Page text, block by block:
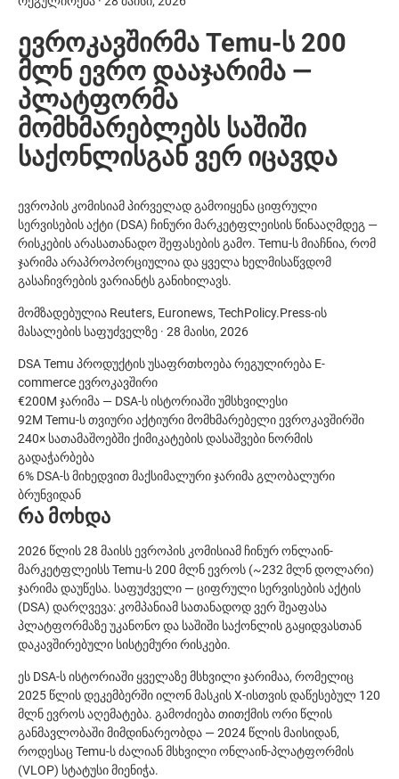
ევროკავშირმა Temu-ს 200
მლნ ევრო დააჯარიმა —
პლატფორმა
მომხმარებლებს საშიში
საქონლისგან ვერ იცავდა
ევროპის კომისიამ პირველად გამოიყენა ციფრული
სერვისების აქტი (DSA) ჩინური მარკეტფლეისის წინააღმდეგ —
რისკების არასათანადო შეფასების გამო. Temu-ს მიაჩნია, რომ
ჯარიმა არაპროპორციულია და ყველა ხელმისაწვდომ
გასაჩივრების ვარიანტს განიხილავს.
მომზადებულია Reuters, Euronews, TechPolicy.Press-ის
მასალების საფუძველზე · 28 მაისი, 2026
DSATemu პროდუქტის უსაფრთხოებარეგულირება E-
commerce ევროკავშირი
€200M ჯარიმა — DSA-ს ისტორიაში უმსხვილესი
92M Temu-ს თვიური აქტიური მომხმარებელი ევროკავშირში
240× სათამაშოებში ქიმიკატების დასაშვები ნორმის
გადაჭარბება
6% DSA-ს მიხედვით მაქსიმალური ჯარიმა გლობალური
ბრუნვიდან
რა მოხდა
2026 წლის 28 მაისს ევროპის კომისიამ ჩინურ ონლაინ-
მარკეტფლეისს Temu-ს 200 მლნ ევროს (~232 მლნ დოლარი)
ჯარიმა დაუწესა. საფუძველი — ციფრული სერვისების აქტის
(DSA) დარღვევა: კომპანიამ სათანადოდ ვერ შეაფასა
პლატფორმაზე უკანონო და საშიში საქონლის გაყიდვასთან
დაკავშირებული სისტემური რისკები.
ეს DSA-ს ისტორიაში ყველაზე მსხვილი ჯარიმაა, რომელიც
2025 წლის დეკემბერში ილონ მასკის X-ისთვის დაწესებულ 120
მლნ ევროს აღემატება. გამოძიება თითქმის ორი წლის
განმავლობაში მიმდინარეობდა — 2024 წლის მაისიდან,
როდესაც Temu-ს ძალიან მსხვილი ონლაინ-პლატფორმის
(VLOP) სტატუსი მიენიჭა.